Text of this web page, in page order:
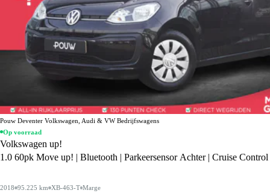
Pouw Deventer Volkswagen, Audi & VW Bedrijfswagens
Op voorraad
Volkswagen up!
1.0 60pk Move up! | Bluetooth | Parkeersensor Achter | Cruise Control
2018 95.225 km XB-463-T Marge